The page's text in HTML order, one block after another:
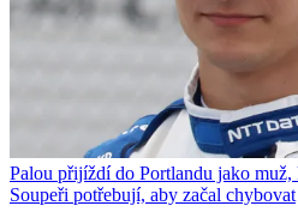
Palou přijíždí do Portlandu jako muž,
Soupeři potřebují, aby začal chybovat